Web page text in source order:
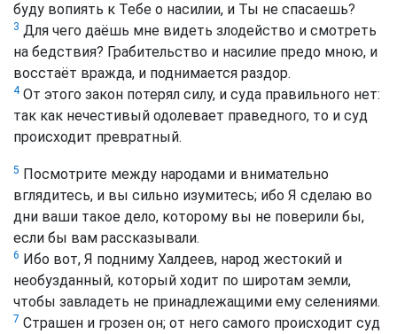
буду вопиять к Тебе о насилии, и Ты не спасаешь?
3 Для чего даёшь мне видеть злодейство и смотреть
на бедствия? Грабительство и насилие предо мною, и
восстаёт вражда, и поднимается раздор.
4От этого закон потерял силу, и суда правильного нет:
так как нечестивый одолевает праведного, то и суд
происходит превратный.
5 Посмотрите между народами и внимательно
вглядитесь, и вы сильно изумитесь; ибо Я сделаю во
дни ваши такое дело, которому вы не поверили бы,
если бы вам рассказывали.
6 Ибо вот, Я подниму Халдеев, народ жестокий и
необузданный, который ходит по широтам земли,
чтобы завладеть не принадлежащими ему селениями.
7 Страшен и грозен он; от него самого происходит суд